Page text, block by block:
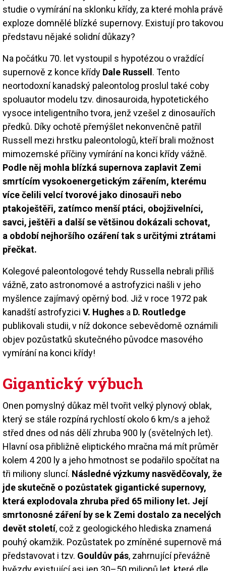
studie o vymírání na sklonku křídy, za které mohla právě
exploze domnělé blízké supernovy. Existují pro takovou
představu nějaké solidní důkazy?
Na počátku 70. let vystoupil s hypotézou o vraždící
supernově z konce křídy Dale Russell. Tento
neortodoxní kanadský paleontolog proslul také coby
spoluautor modelu tzv. dinosauroida, hypotetického
vysoce inteligentního tvora, jenž vzešel z dinosauřích
předků. Díky ochotě přemýšlet nekonvenčně patřil
Russell mezi hrstku paleontologů, kteří brali možnost
mimozemské příčiny vymírání na konci křídy vážně.
Podle něj mohla blízká supernova zaplavit Zemi
smrtícím vysokoenergetickým zářením, kterému
více čelili velcí tvorové jako dinosauři nebo
ptakoještěři, zatímco menší ptáci, obojživelníci,
savci, ještěři a další se většinou dokázali schovat,
a období nejhoršího ozáření tak s určitými ztrátami
přečkat.
Kolegové paleontologové tehdy Russella nebrali příliš
vážně, zato astronomové a astrofyzici našli v jeho
myšlence zajímavý opěrný bod. Již v roce 1972 pak
kanadští astrofyzici V. Hughes a D. Routledge
publikovali studii, v níž dokonce sebevědomě oznámili
objev pozůstatků skutečného původce masového
vymírání na konci křídy!
Gigantický výbuch
Onen pomyslný důkaz měl tvořit velký plynový oblak,
který se stále rozpíná rychlostí okolo 6 km/s a jehož
střed dnes od nás dělí zhruba 900 ly (světelných let).
Hlavní osa přibližně eliptického mračna má mít průměr
kolem 4 200 ly a jeho hmotnost se podařilo spočítat na
tři miliony sluncí. Následné výzkumy nasvědčovaly, že
jde skutečně o pozůstatek gigantické supernovy,
která explodovala zhruba před 65 miliony let. Její
smrtonosné záření by se k Zemi dostalo za necelých
devět století, což z geologického hlediska znamená
pouhý okamžik. Pozůstatek po zmíněné supernově má
představovat i tzv. Gouldův pás, zahrnující převážně